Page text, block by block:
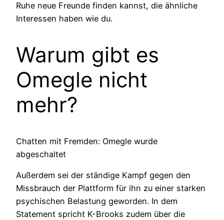
Ruhe neue Freunde finden kannst, die ähnliche
Interessen haben wie du.
Warum gibt es
Omegle nicht
mehr?
Chatten mit Fremden: Omegle wurde
abgeschaltet
Außerdem sei der ständige Kampf gegen den
Missbrauch der Plattform für ihn zu einer starken
psychischen Belastung geworden. In dem
Statement spricht K-Brooks zudem über die